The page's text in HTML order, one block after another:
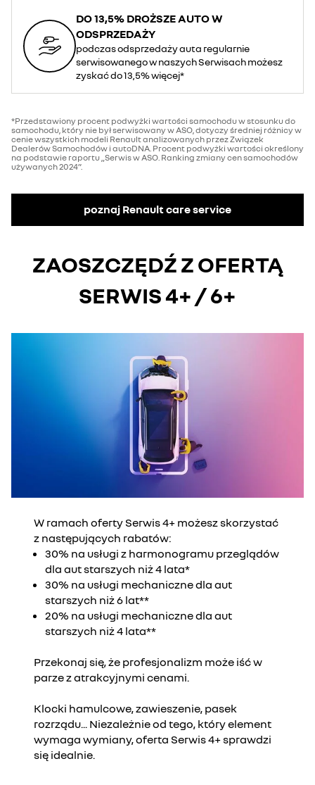
DO 13,5% DROŻSZE AUTO W
ODSPRZEDAŻY
podczas odsprzedaży auta regularnie
serwisowanego w naszych Serwisach możesz
zyskać do 13,5% więcej*
*Przedstawiony procent podwyżki wartości samochodu w stosunku do
samochodu, który nie był serwisowany w ASO, dotyczy średniej różnicy w
cenie wszystkich modeli Renault analizowanych przez Związek
Dealerów Samochodów i autoDNA. Procent podwyżki wartości określony
na podstawie raportu „Serwis w ASO. Ranking zmiany cen samochodów
używanych 2024”.
poznaj Renault care service
ZAOSZCZĘDŹ Z OFERTĄ
SERWIS 4+ / 6+
W ramach oferty Serwis 4+ możesz skorzystać
z następujących rabatów:
30% na usługi z harmonogramu przeglądów
dla aut starszych niż 4 lata*
30% na usługi mechaniczne dla aut
starszych niż 6 lat**
20% na usługi mechaniczne dla aut
starszych niż 4 lata**
Przekonaj się, że profesjonalizm może iść w
parze z atrakcyjnymi cenami.
Klocki hamulcowe, zawieszenie, pasek
rozrządu... Niezależnie od tego, który element
wymaga wymiany, oferta Serwis 4+ sprawdzi
się idealnie.